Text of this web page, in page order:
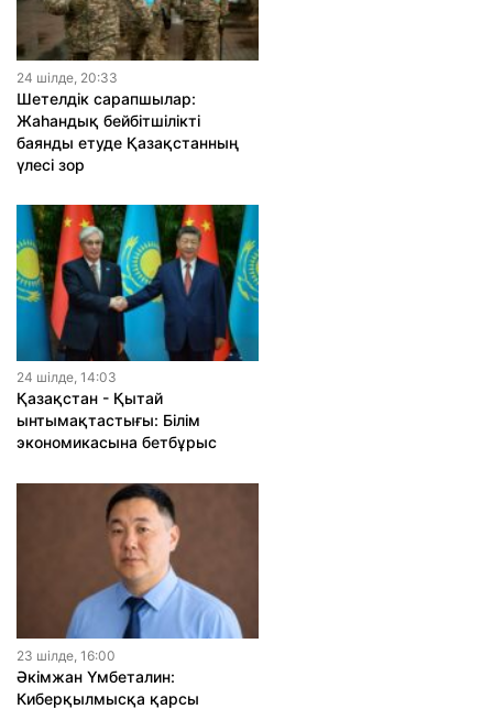
24 шiлде, 20:33
Шетелдік сарапшылар:
Жаһандық бейбітшілікті
баянды етуде Қазақстанның
үлесі зор
24 шiлде, 14:03
Қазақстан - Қытай
ынтымақтастығы: Білім
экономикасына бетбұрыс
23 шiлде, 16:00
Әкімжан Үмбеталин:
Киберқылмысқа қарсы